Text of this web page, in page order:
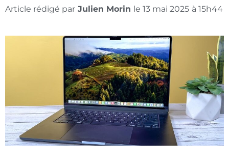
Article rédigé par Julien Morin le 13 mai 2025 à 15h44